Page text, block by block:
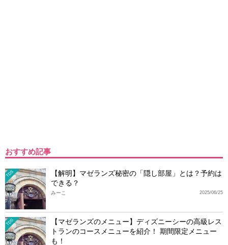
おすすめ記事
TDS
【解明】マゼランズ秘密の「隠し部屋」とは？予約は
できる？
2025/06/25
みーこ
TDS
【マゼランズのメニュー】ディズニーシーの高級レス
トランのコースメニューを紹介！ 期間限定メニュー
も！